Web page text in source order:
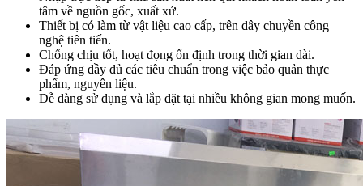
tâm về nguồn gốc, xuất xứ.
Thiết bị có làm từ vật liệu cao cấp, trên dây chuyền công
nghệ tiên tiến.
Chống chịu tốt, hoạt đọng ổn định trong thời gian dài.
Đáp ứng đầy đủ các tiêu chuẩn trong việc bảo quản thực
phẩm, nguyên liệu.
Dễ dàng sử dụng và lắp đặt tại nhiều không gian mong muốn.